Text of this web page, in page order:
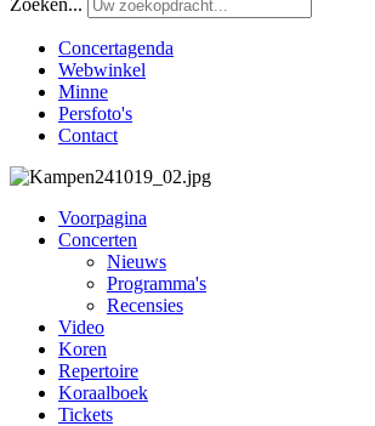
Zoeken...
Concertagenda
Webwinkel
Minne
Persfoto's
Contact
Voorpagina
Concerten
Nieuws
Programma's
Recensies
Video
Koren
Repertoire
Koraalboek
Tickets